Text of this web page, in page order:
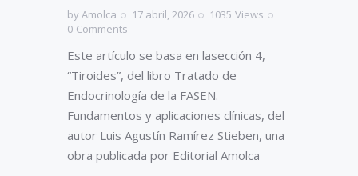
byAmolca 17 abril, 2026 1035 Views
0 Comments
Este artículo se basa en lasección 4,
“Tiroides”, del libro Tratado de
Endocrinología de la FASEN.
Fundamentos y aplicaciones clínicas, del
autor Luis Agustín Ramírez Stieben, una
obra publicada por Editorial Amolca